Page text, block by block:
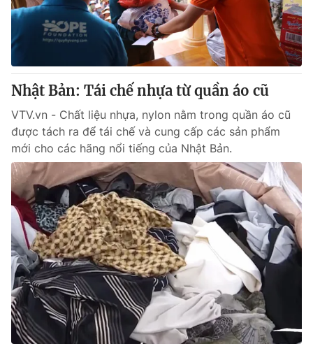
Thị trường 24h Tấm lòng Việt
VTV4 Vươn mình bằng AI
VTV9 VTV8
Liên hệ tòa soạn English
THỜI BÁO VTV
Theo dõi báo trên
Cơ quan chủ quản:Đài Truyền hình Việt Nam
Cơ quan báo chí:
Thời báo VTV
Nhật Bản: Tái chế nhựa từ quần áo cũ
VTV.vn - Chất liệu nhựa, nylon nằm trong quần áo cũ
được tách ra để tái chế và cung cấp các sản phẩm
mới cho các hãng nổi tiếng của Nhật Bản.